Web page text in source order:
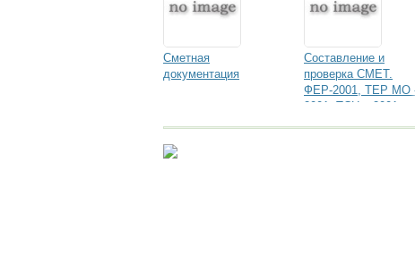
Сметная
документация
Составление и
проверка СМЕТ.
ФЕР-2001, ТЕР МО
2001, ТСН – 2001г